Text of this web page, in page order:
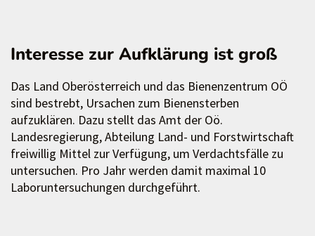
Interesse zur Aufklärung ist groß
Das Land Oberösterreich und das Bienenzentrum OÖ
sind bestrebt, Ursachen zum Bienensterben
aufzuklären. Dazu stellt das Amt der Oö.
Landesregierung, Abteilung Land- und Forstwirtschaft
freiwillig Mittel zur Verfügung, um Verdachtsfälle zu
untersuchen. Pro Jahr werden damit maximal 10
Laboruntersuchungen durchgeführt.